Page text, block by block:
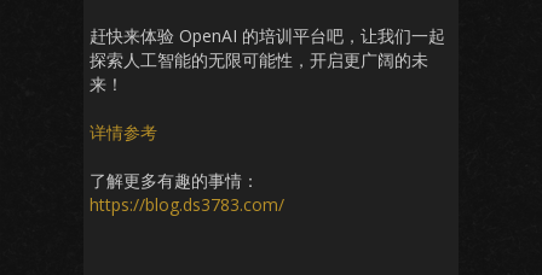
赶快来体验 OpenAI 的培训平台吧，让我们一起
探索人工智能的无限可能性，开启更广阔的未
来！
详情参考
了解更多有趣的事情：
https://blog.ds3783.com/